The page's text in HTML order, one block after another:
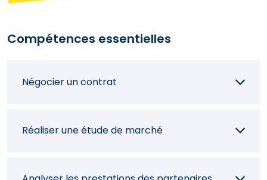
Compétences essentielles
Négocier un contrat
Réaliser une étude de marché